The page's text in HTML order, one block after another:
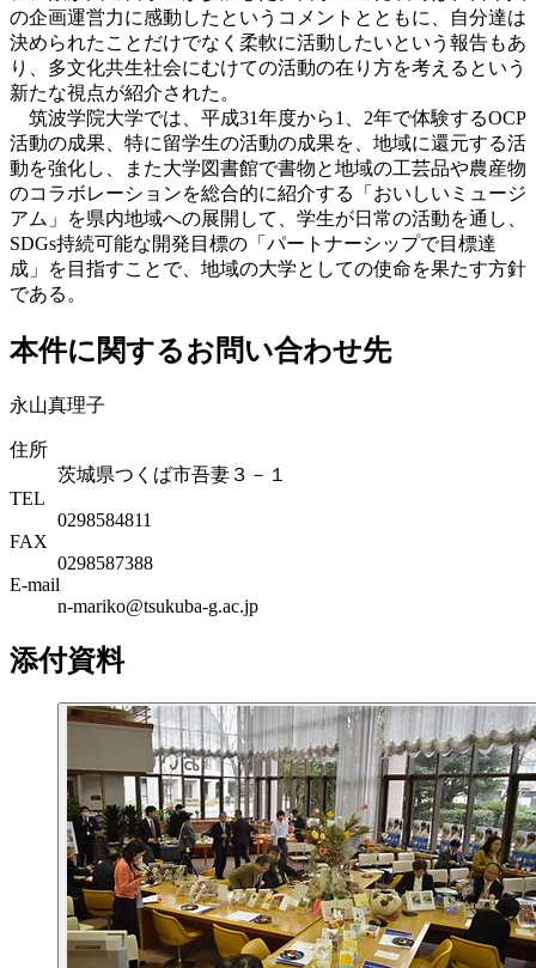
の企画運営力に感動したというコメントとともに、自分達は
決められたことだけでなく柔軟に活動したいという報告もあ
り、多文化共生社会にむけての活動の在り方を考えるという
新たな視点が紹介された。
筑波学院大学では、平成31年度から1、2年で体験するOCP
活動の成果、特に留学生の活動の成果を、地域に還元する活
動を強化し、また大学図書館で書物と地域の工芸品や農産物
のコラボレーションを総合的に紹介する「おいしいミュージ
アム」を県内地域への展開して、学生が日常の活動を通し、
SDGs持続可能な開発目標の「パートナーシップで目標達
成」を目指すことで、地域の大学としての使命を果たす方針
である。
本件に関するお問い合わせ先
永山真理子
住所
茨城県つくば市吾妻３－１
TEL
0298584811
FAX
0298587388
E-mail
n-mariko@tsukuba-g.ac.jp
添付資料